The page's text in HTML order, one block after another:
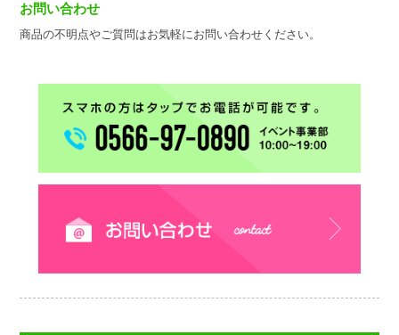
お問い合わせ
商品の不明点やご質問はお気軽にお問い合わせください。